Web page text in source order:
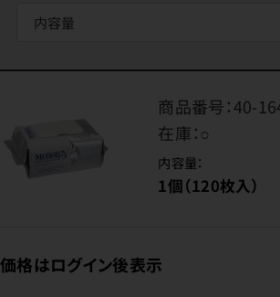
内容量
商品番号：40-
在庫：○
内容量：
1個（120枚入）
価格はログイン後表示